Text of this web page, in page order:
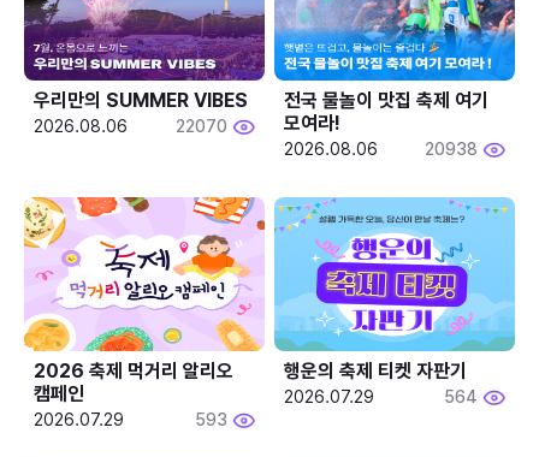
우리만의 SUMMER VIBES
2026.08.06 22070
전국 물놀이 맛집 축제 여기
모여라!
2026.08.06 20938
2026 축제 먹거리 알리오
캠페인
2026.07.29 593
행운의 축제 티켓 자판기
2026.07.29 564